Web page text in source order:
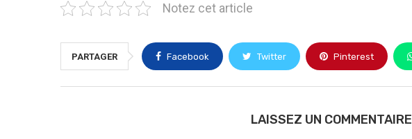
Notez cet article
PARTAGER Facebook Twitter Pinterest
LAISSEZ UN COMMENTAIRE